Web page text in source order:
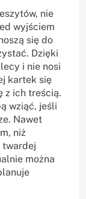
nie
wyjściem
się do
Dzięki
i nie nosi
kartek się
z ich treścią.
wziąć, jeśli
Nawet
niż
twardej
można